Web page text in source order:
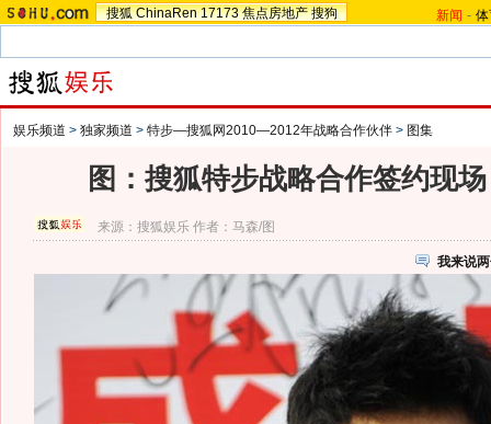
搜狐 ChinaRen 17173 焦点房地产 搜狗 新闻 -
娱乐频道 > 独家频道 > 特步—搜狐网2010—2012年战略合作伙伴 > 图集
图：搜狐特步战略合作签约现
来源：搜狐娱乐 作者：马森/图
我来说